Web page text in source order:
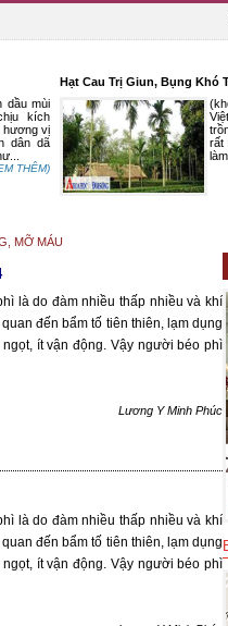
dầu mùi
kích
hương vị
dân dã
THÊM)
Hạt Cau Trị Giun, Bụng Khó
rất
MỠ MÁU
là do đàm nhiều thấp nhiều và khí
đến bẩm tố tiên thiên, lạm dụng
ít vận động. Vậy người béo phì
Lương Y Minh Phúc
là do đàm nhiều thấp nhiều và khí
đến bẩm tố tiên thiên, lạm dụng
ít vận động. Vậy người béo phì